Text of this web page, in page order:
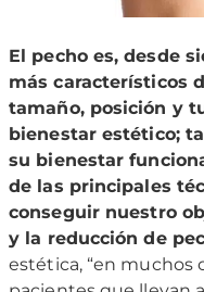
El pecho es, desde
más característicos
tamaño, posición y
bienestar estético;
su bienestar
de las principales
conseguir nuestro
y la reducción de
estética, “en muchos